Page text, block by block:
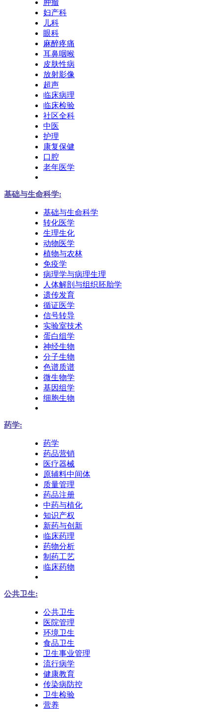
肿瘤
妇产科
儿科
眼科
麻醉疼痛
耳鼻咽喉
皮肤性病
放射影像
超声
临床病理
临床检验
社区全科
中医
护理
康复保健
口腔
老年医学
基础与生命科学:
基础与生命科学
转化医学
生理生化
动物医学
植物与农林
免疫学
病理学与病理生理
人体解剖与组织胚胎学
遗传发育
循证医学
信号转导
实验室技术
蛋白组学
神经生物
分子生物
色谱质谱
微生物学
基因组学
细胞生物
药学:
药学
药品营销
医疗器械
原辅料中间体
质量管理
药品注册
中药与植化
知识产权
新药与创新
临床药理
药物分析
制药工艺
临床药物
公共卫生:
公共卫生
医院管理
环境卫生
食品卫生
卫生事业管理
流行病学
健康教育
传染病防控
卫生检验
营养